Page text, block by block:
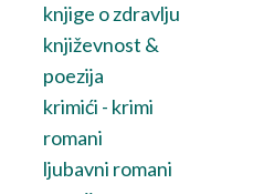
knjige o zdravlju
književnost &
poezija
krimići - krimi
romani
ljubavni romani